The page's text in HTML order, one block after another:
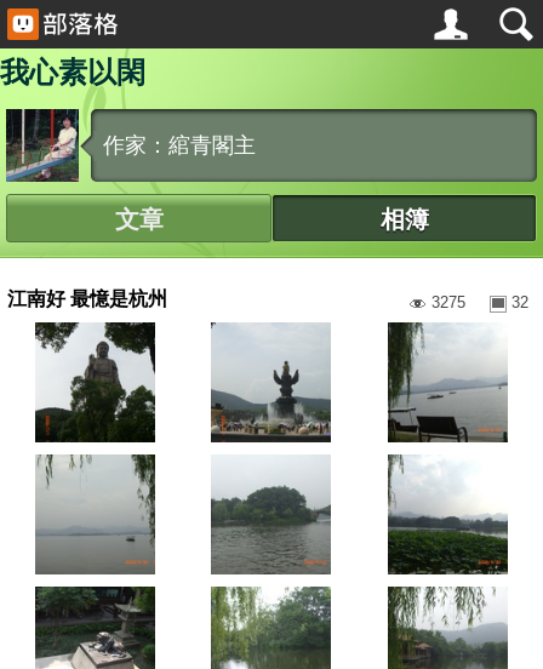
我心素以閑
作家：綰青閣主
文章 相簿
江南好 最憶是杭州 32
3275